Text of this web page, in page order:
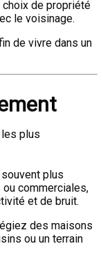
choix de propriété
le voisinage.
de vivre dans un
les plus
plus
commerciales,
et de bruit.
des maisons
ou un terrain